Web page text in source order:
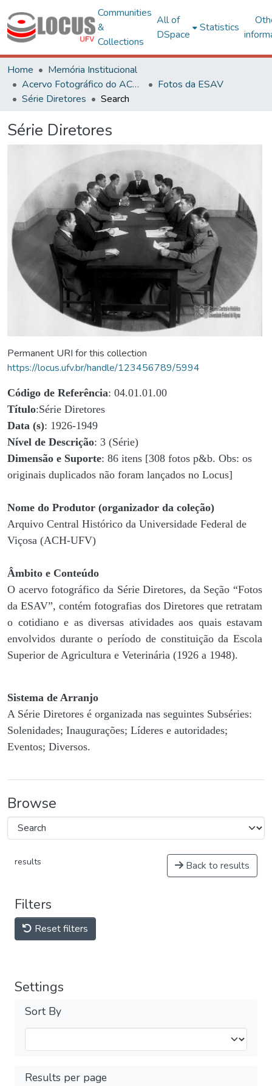
Communities
&
Collections
All of
DSpace
Statistics
Home
Memória Institucional
Acervo Fotográfico do ACH-UFV
Fotos da ESAV
Série Diretores
Search
Série Diretores
Permanent URI for this collection
https://locus.ufv.br/handle/123456789/5994
Código de Referência: 04.01.01.00
Título:Série Diretores
Data (s): 1926-1949
Nível de Descrição: 3 (Série)
Dimensão e Suporte: 86 itens [308 fotos p&b. Obs: os
originais duplicados não foram lançados no Locus]
Nome do Produtor (organizador da coleção)
Arquivo Central Histórico da Universidade Federal de
Viçosa (ACH-UFV)
Âmbito e Conteúdo
O acervo fotográfico da Série Diretores, da Seção “Fotos
da ESAV”, contém fotografias dos Diretores que retratam
o cotidiano e as diversas atividades aos quais estavam
envolvidos durante o período de constituição da Escola
Superior de Agricultura e Veterinária (1926 a 1948).
Sistema de Arranjo
A Série Diretores é organizada nas seguintes Subséries:
Solenidades; Inaugurações; Líderes e autoridades;
Eventos; Diversos.
Browse
results Back to results
Filters
Reset filters
Settings
Sort By
Results per page